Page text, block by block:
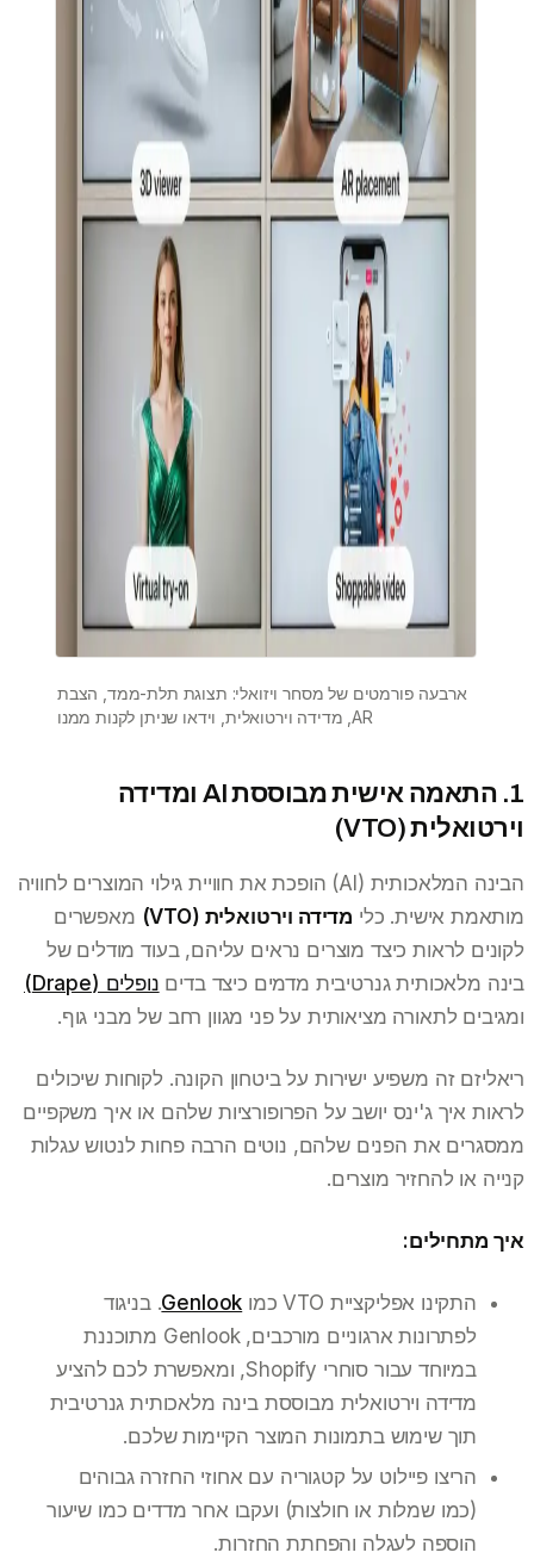
ארבעה פורמטים של מסחר ויזואלי: תצוגת תלת-ממד, הצבת
AR, מדידה וירטואלית, וידאו שניתן לקנות ממנו
1. התאמה אישית מבוססת AI ומדידה
וירטואלית (VTO)
הבינה המלאכותית (AI) הופכת את חוויית גילוי המוצרים לחוויה
מותאמת אישית. כלי מדידה וירטואלית (VTO)
מאפשרים
לקונים לראות כיצד מוצרים נראים עליהם, בעוד מודלים של
בינה מלאכותית גנרטיבית מדמים כיצד בדים נופלים (Drape)
ומגיבים לתאורה מציאותית על פני מגוון רחב של מבני גוף.
ריאליזם זה משפיע ישירות על ביטחון הקונה. לקוחות שיכולים
לראות איך ג'ינס יושב על הפרופורציות שלהם או איך משקפיים
ממסגרים את הפנים שלהם, נוטים הרבה פחות לנטוש עגלות
קנייה או להחזיר מוצרים.
איך מתחילים:
התקינו אפליקציית VTO כמו Genlook. בניגוד
לפתרונות ארגוניים מורכבים, Genlook מתוכננת
במיוחד עבור סוחרי Shopify, ומאפשרת לכם להציע
מדידה וירטואלית מבוססת בינה מלאכותית גנרטיבית
תוך שימוש בתמונות המוצר הקיימות שלכם.
הריצו פיילוט על קטגוריה עם אחוזי החזרה גבוהים
(כמו שמלות או חולצות) ועקבו אחר מדדים כמו שיעור
הוספה לעגלה והפחתת החזרות.